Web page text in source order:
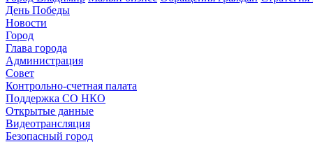
День Победы
Новости
Город
Глава города
Администрация
Совет
Контрольно-счетная палата
Поддержка СО НКО
Открытые данные
Видеотрансляция
Безопасный город